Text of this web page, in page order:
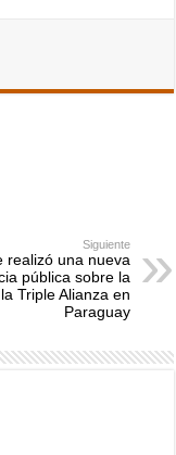
Siguiente
realizó una nueva
pública sobre la
Triple Alianza en
Paraguay